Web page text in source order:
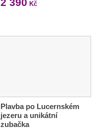
Kč
Plavba po Lucernském
jezeru a unikátní
zubačka